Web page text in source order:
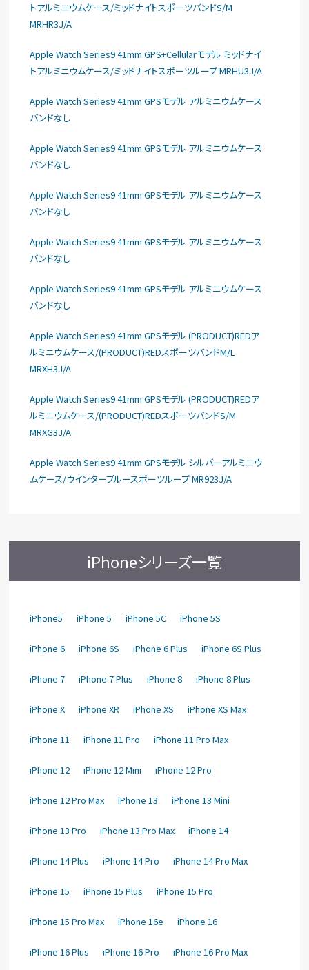
トアルミニウムケース/ミッドナイトスポーツバンドS/M
MRHR3J/A
Apple Watch Series9 41mm GPS+Cellularモデル ミッドナイ
トアルミニウムケース/ミッドナイトスポーツループ MRHU3J/A
Apple Watch Series9 41mm GPSモデル アルミニウムケース
バンドなし
Apple Watch Series9 41mm GPSモデル アルミニウムケース
バンドなし
Apple Watch Series9 41mm GPSモデル アルミニウムケース
バンドなし
Apple Watch Series9 41mm GPSモデル アルミニウムケース
バンドなし
Apple Watch Series9 41mm GPSモデル アルミニウムケース
バンドなし
Apple Watch Series9 41mm GPSモデル (PRODUCT)REDア
ルミニウムケース/(PRODUCT)REDスポーツバンドM/L
MRXH3J/A
Apple Watch Series9 41mm GPSモデル (PRODUCT)REDア
ルミニウムケース/(PRODUCT)REDスポーツバンドS/M
MRXG3J/A
Apple Watch Series9 41mm GPSモデル シルバーアルミニウ
ムケース/ウインターブルースポーツループ MR923J/A
iPhoneシリーズ一覧
iPhone5 iPhone 5 iPhone 5C iPhone 5S
iPhone 6 iPhone 6S iPhone 6 Plus iPhone 6S Plus
iPhone 7 iPhone 7 Plus iPhone 8 iPhone 8 Plus
iPhone X iPhone XR iPhone XS iPhone XS Max
iPhone 11 iPhone 11 Pro iPhone 11 Pro Max
iPhone 12 iPhone 12 Mini iPhone 12 Pro
iPhone 12 Pro Max iPhone 13 iPhone 13 Mini
iPhone 13 Pro iPhone 13 Pro Max iPhone 14
iPhone 14 Plus iPhone 14 Pro iPhone 14 Pro Max
iPhone 15 iPhone 15 Plus iPhone 15 Pro
iPhone 15 Pro Max iPhone 16e iPhone 16
iPhone 16 Plus iPhone 16 Pro iPhone 16 Pro Max